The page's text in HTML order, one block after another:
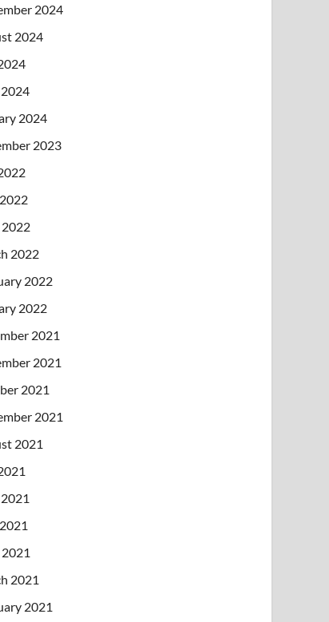
2024
2024
2024
2024
2023
2022
2022
2022
2021
2021
2021
2021
2021
2021
2021